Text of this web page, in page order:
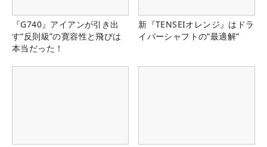
『G740』アイアンが引き出
す“反則級”の寛容性と飛びは
本当だった！
新『TENSEIオレンジ』はドラ
イバーシャフトの“最適解”